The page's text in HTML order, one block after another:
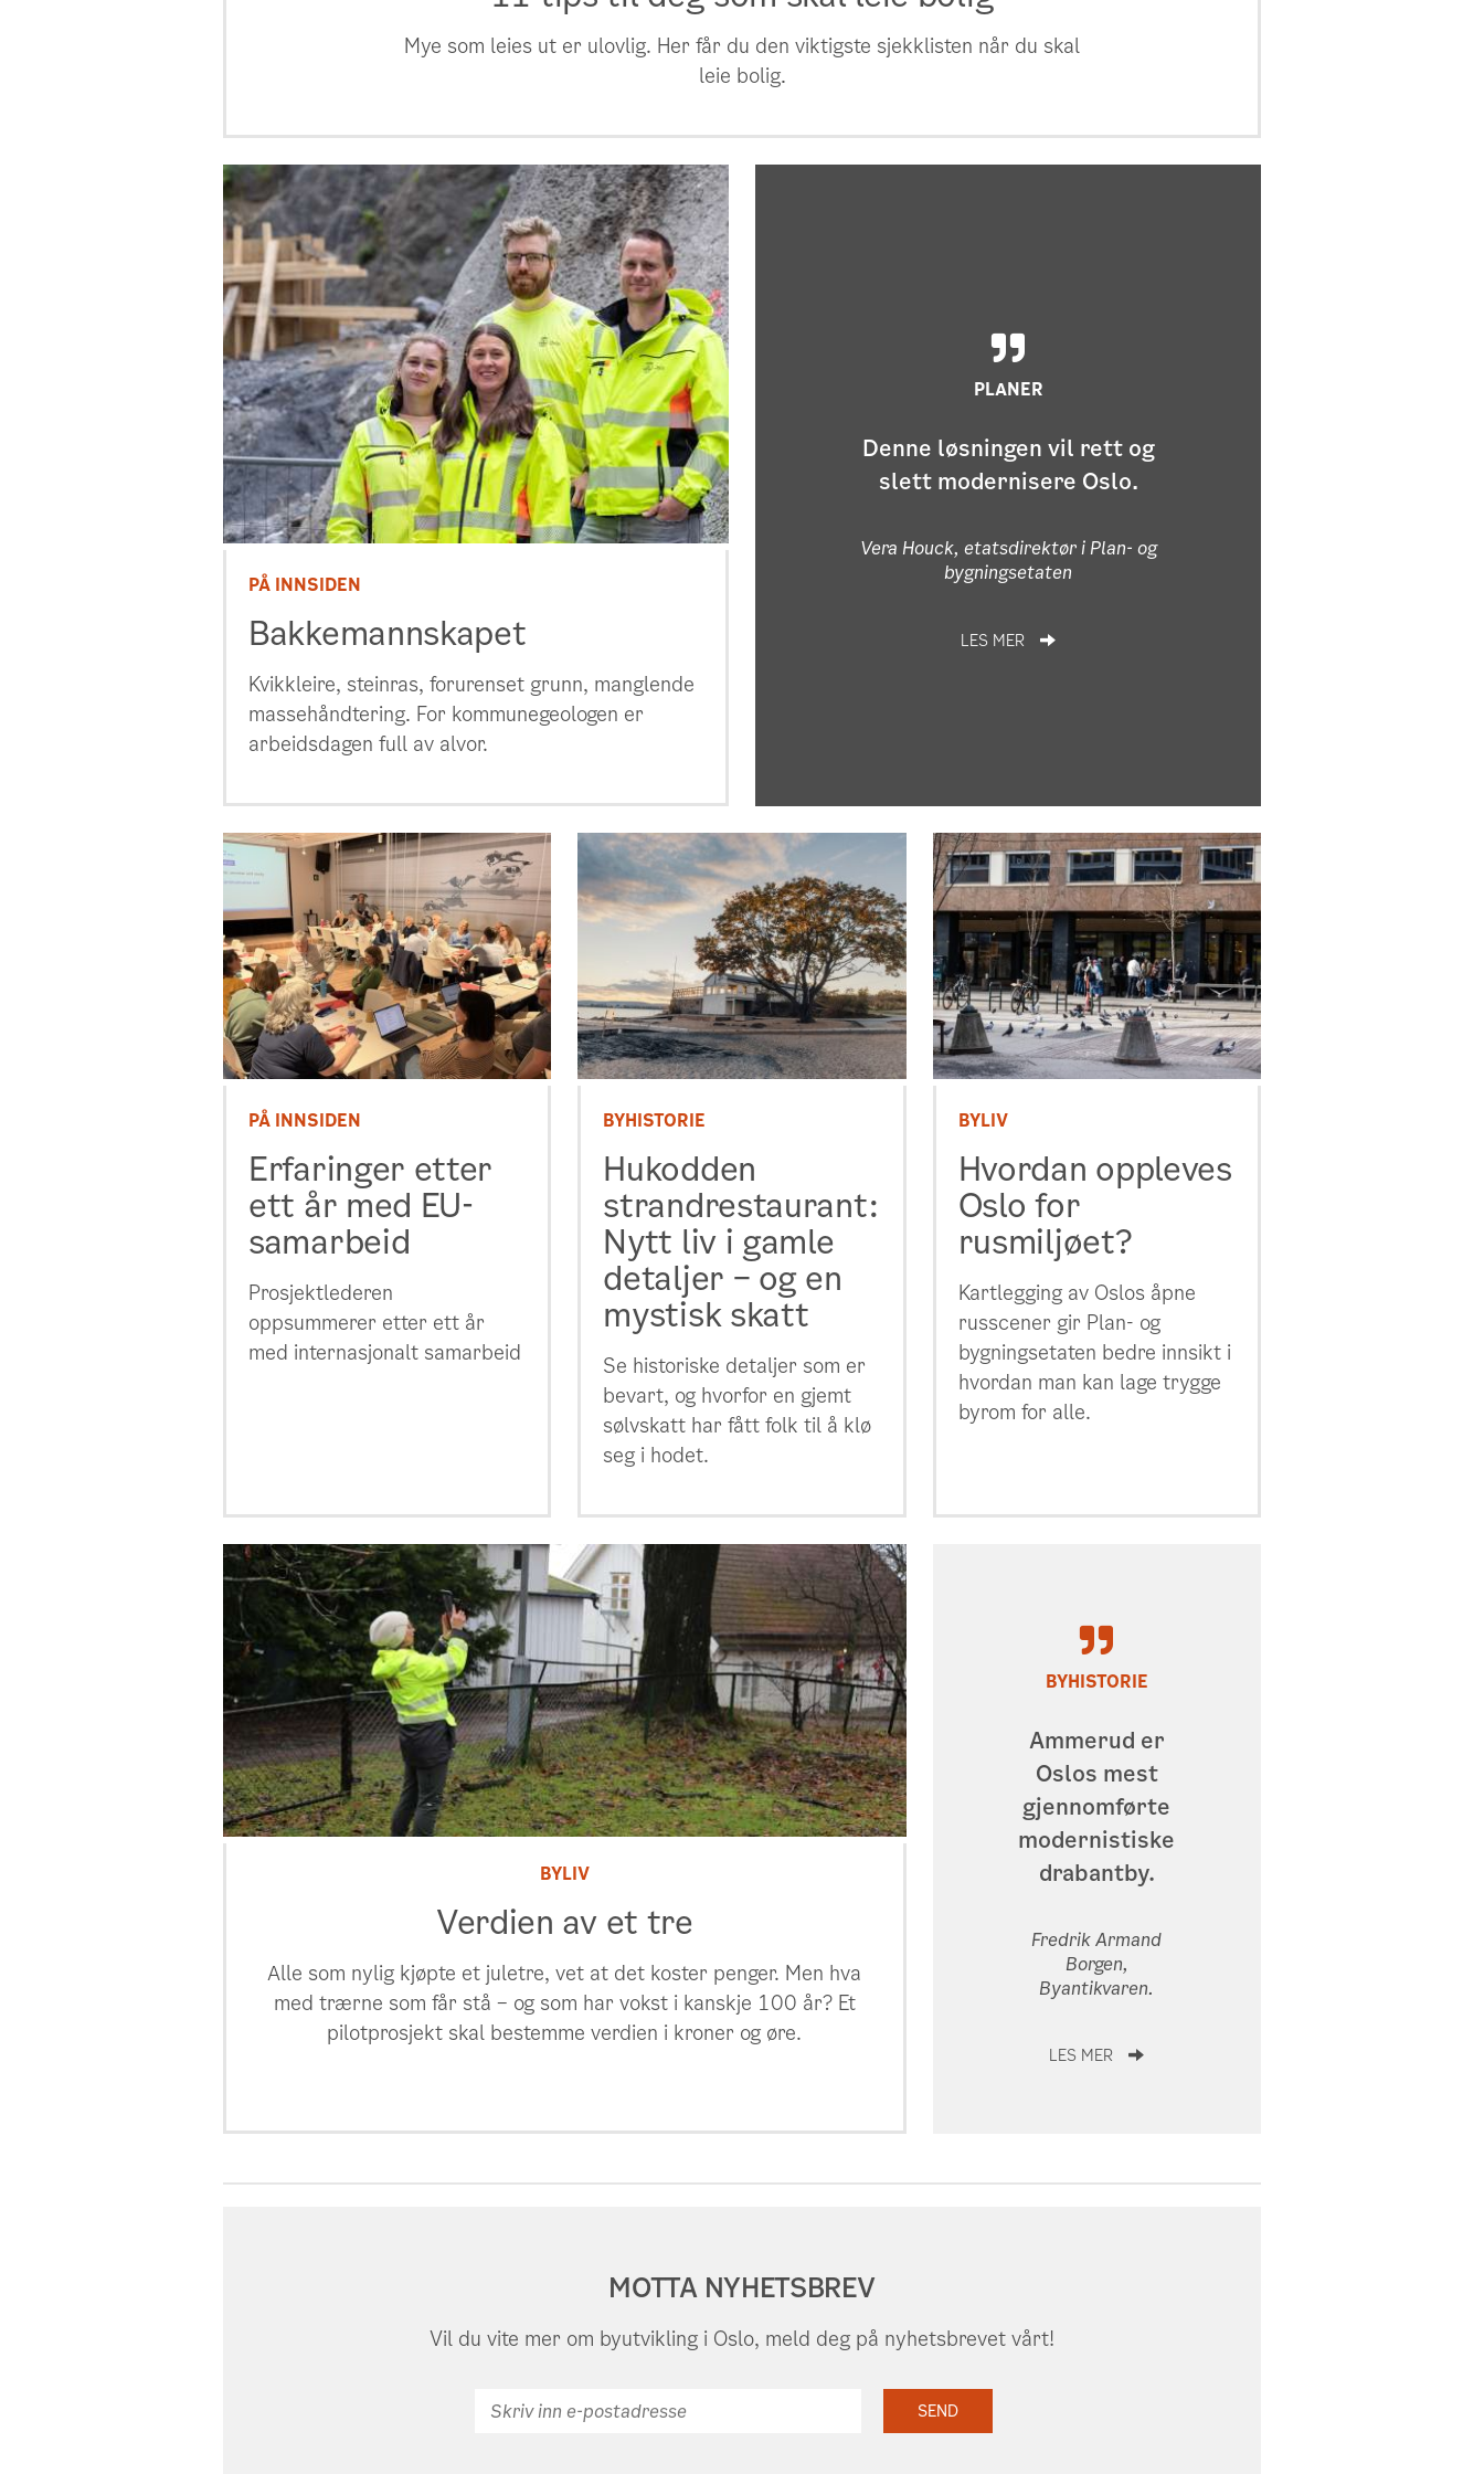
Mye som leies ut er ulovlig. Her får du den viktigste sjekklisten når du skal
leie bolig.
PÅ INNSIDEN
Bakkemannskapet
Kvikkleire, steinras, forurenset grunn, manglende
massehåndtering. For kommunegeologen er
arbeidsdagen full av alvor.
PLANER
Denne løsningen vil rett og
slett modernisere Oslo.
Vera Houck, etatsdirektør i Plan- og
bygningsetaten
LES MER
PÅ INNSIDEN
Erfaringer etter
ett år med EU-
samarbeid
Prosjektlederen
oppsummerer etter ett år
med internasjonalt samarbeid
BYHISTORIE
Hukodden
strandrestaurant:
Nytt liv i gamle
detaljer – og en
mystisk skatt
Se historiske detaljer som er
bevart, og hvorfor en gjemt
sølvskatt har fått folk til å klø
seg i hodet.
BYLIV
Hvordan oppleves
Oslo for
rusmiljøet?
Kartlegging av Oslos åpne
russcener gir Plan- og
bygningsetaten bedre innsikt i
hvordan man kan lage trygge
byrom for alle.
BYLIV
Verdien av et tre
Alle som nylig kjøpte et juletre, vet at det koster penger. Men hva
med trærne som får stå – og som har vokst i kanskje 100 år? Et
pilotprosjekt skal bestemme verdien i kroner og øre.
BYHISTORIE
Ammerud er
Oslos mest
gjennomførte
modernistiske
drabantby.
Fredrik Armand
Borgen,
Byantikvaren.
LES MER
MOTTA NYHETSBREV
Vil du vite mer om byutvikling i Oslo, meld deg på nyhetsbrevet vårt!
Skriv
inn
SEND